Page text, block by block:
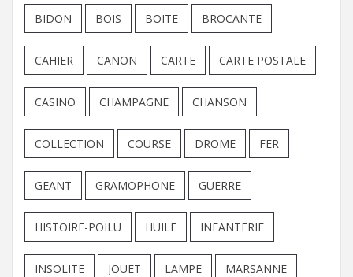
BIDON BOIS BOITE BROCANTE
CAHIER CANON CARTE CARTE POSTALE
CASINO CHAMPAGNE CHANSON
COLLECTION COURSE DROME FER
GEANT GRAMOPHONE GUERRE
HISTOIRE-POILU HUILE INFANTERIE
INSOLITE JOUET LAMPE MARSANNE